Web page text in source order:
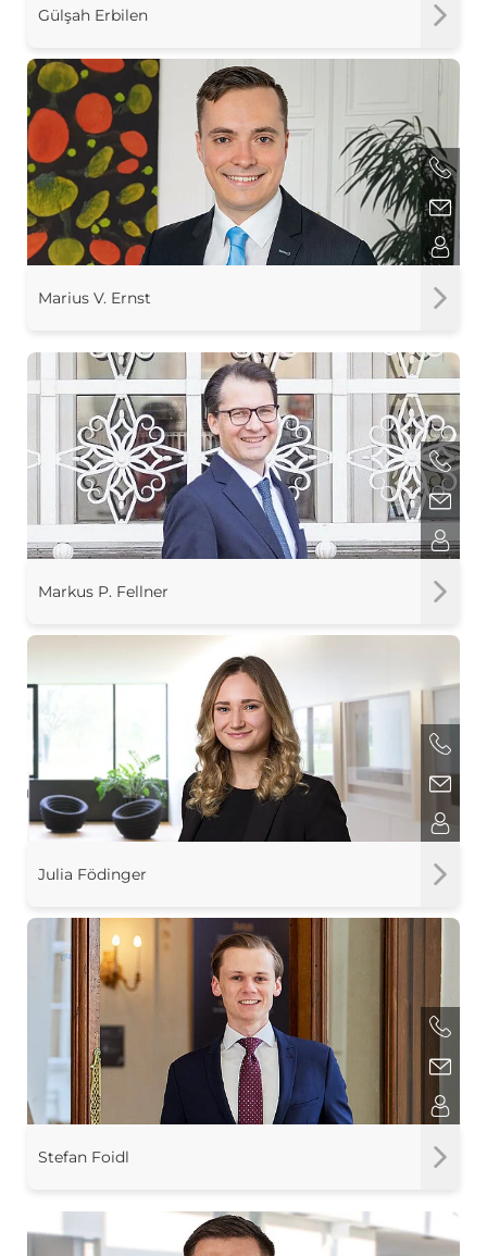
Gülşah Erbilen
Marius V. Ernst
Markus P. Fellner
Julia Födinger
Stefan Foidl